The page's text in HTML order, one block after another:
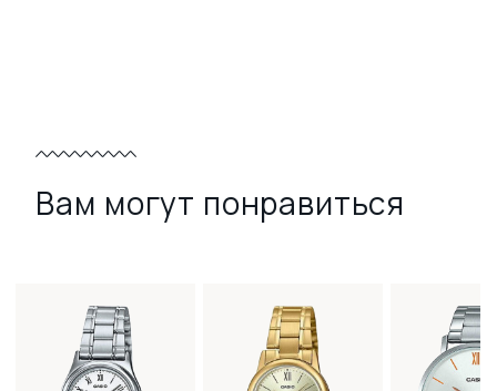
Вам могут понравиться